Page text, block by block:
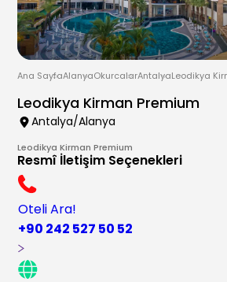
Ana SayfaAlanyaOkurcalarAntalyaLeodikya
Leodikya Kirman Premium
Antalya/Alanya
Leodikya Kirman Premium
Resmî İletişim Seçenekleri
Oteli Ara!
+90 242 527 50 52